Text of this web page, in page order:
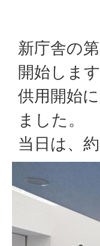
新庁舎の
開始します
供用開始
ました。
当日は、